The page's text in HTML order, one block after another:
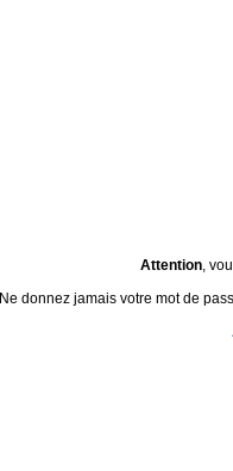
Attention,
Ne donnez jamais votre mot de